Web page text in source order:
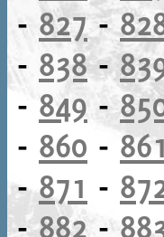
- 827-
- 838-
- 849 -
- 860 -
-871 -
-882-